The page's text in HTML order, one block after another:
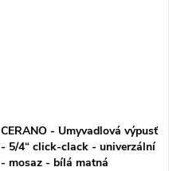
CERANO - Umyvadlová výpusť
- 5/4“ click-clack - univerzální
- mosaz - bílá matná